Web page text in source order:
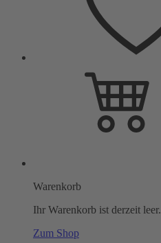
Warenkorb
Ihr Warenkorb ist derzeit leer.
Zum Shop